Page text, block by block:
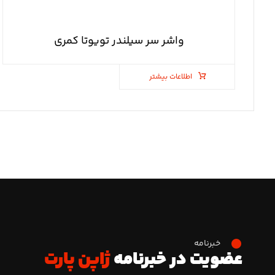
واشر سر سیلندر تویوتا کمری
اطلاعات بیشتر
خبرنامه
عضویت در خبرنامهژاپن پارت